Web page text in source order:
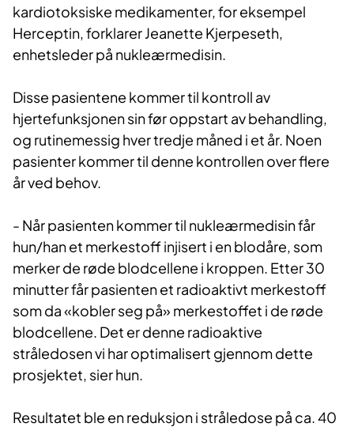
kardiotoksiske medikamenter, for eksempel
Herceptin, forklarer Jeanette Kjerpeseth,
enhetsleder på nukleærmedisin.
Disse pasientene kommer til kontroll av
hjertefunksjonen sin før oppstart av behandling,
og rutinemessig hver tredje måned i et år. Noen
pasienter kommer til denne kontrollen over flere
år ved behov.
- Når pasienten kommer til nukleærmedisin får
hun/han et merkestoff injisert i en blodåre, som
merker de røde blodcellene i kroppen. Etter 30
minutter får pasienten et radioaktivt merkestoff
som da «kobler seg på» merkestoffet i de røde
blodcellene. Det er denne radioaktive
stråledosen vi har optimalisert gjennom dette
prosjektet, sier hun.
Resultatet ble en reduksjon i stråledose på ca. 40